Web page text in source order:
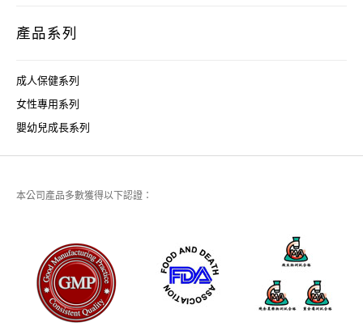
產品系列
成人保健系列
女性專用系列
嬰幼兒成長系列
本公司產品多數獲得以下認證：